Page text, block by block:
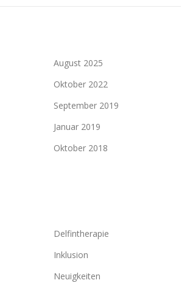
August 2025
Oktober 2022
September 2019
Januar 2019
Oktober 2018
Delfintherapie
Inklusion
Neuigkeiten